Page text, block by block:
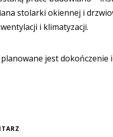
stolarki okiennej i
i klimatyzacji.
jest